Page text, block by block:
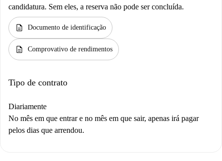
candidatura. Sem eles, a reserva não pode ser concluída.
description Documento de identificação
description Comprovativo de rendimentos
Tipo de contrato
Diariamente
No mês em que entrar e no mês em que sair, apenas irá pagar
pelos dias que arrendou.